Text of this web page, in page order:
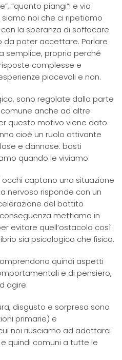
“quanto piangi”! e via
noi che ci ripetiamo
la speranza di soffocare
poter accettare. Parlare
semplice, proprio perché
complesse e
piacevoli e non.
sono regolate dalla parte
anche ad altre
questo motivo viene dato
cioè un ruolo attivante
e dannose: basti
quando le viviamo.
captano una situazione
nervoso risponde con un
del battito
mettiamo in
evitare quell’ostacolo così
sia psicologico che fisico.
quindi aspetti
e di pensiero,
agire.
disgusto e sorpresa sono
primarie) e
noi riusciamo ad adattarci
quindi comuni a tutte le